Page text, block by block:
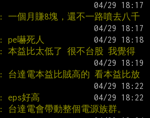
: 一個月賺8塊，還不一路噴去八千
: pe嚇死人
: 本益比太低了 很不台股 我覺得
: 台達電本益比賊高的 看本益比放
: eps好高
: 台達電會帶動整個電源族群。